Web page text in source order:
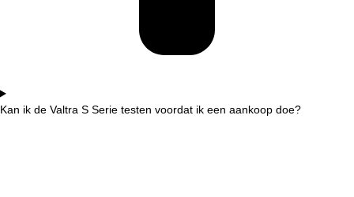
Kan ik de Valtra S Serie testen voordat ik een aankoop doe?